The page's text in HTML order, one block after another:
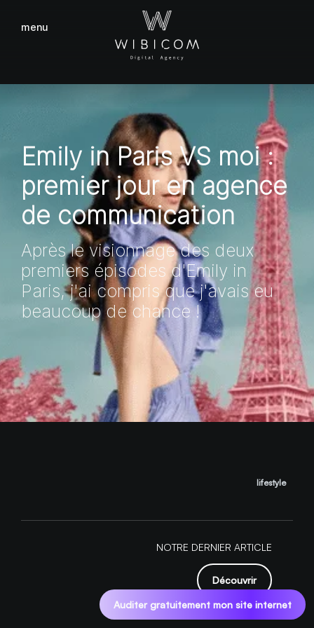
menu
Emily in Paris VS moi :
premier jour en agence
de communication
Après le visionnage des deux
premiers épisodes d'Emily in
Paris, j'ai compris que j'avais eu
beaucoup de chance !
lifestyle
Découvrir
NOTRE DERNIER ARTICLE
Auditer gratuitement mon site internet